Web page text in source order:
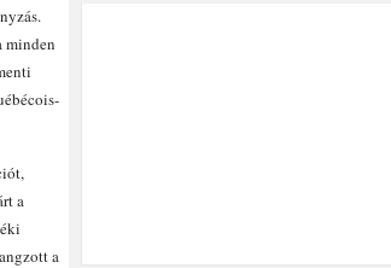
minden
a
a